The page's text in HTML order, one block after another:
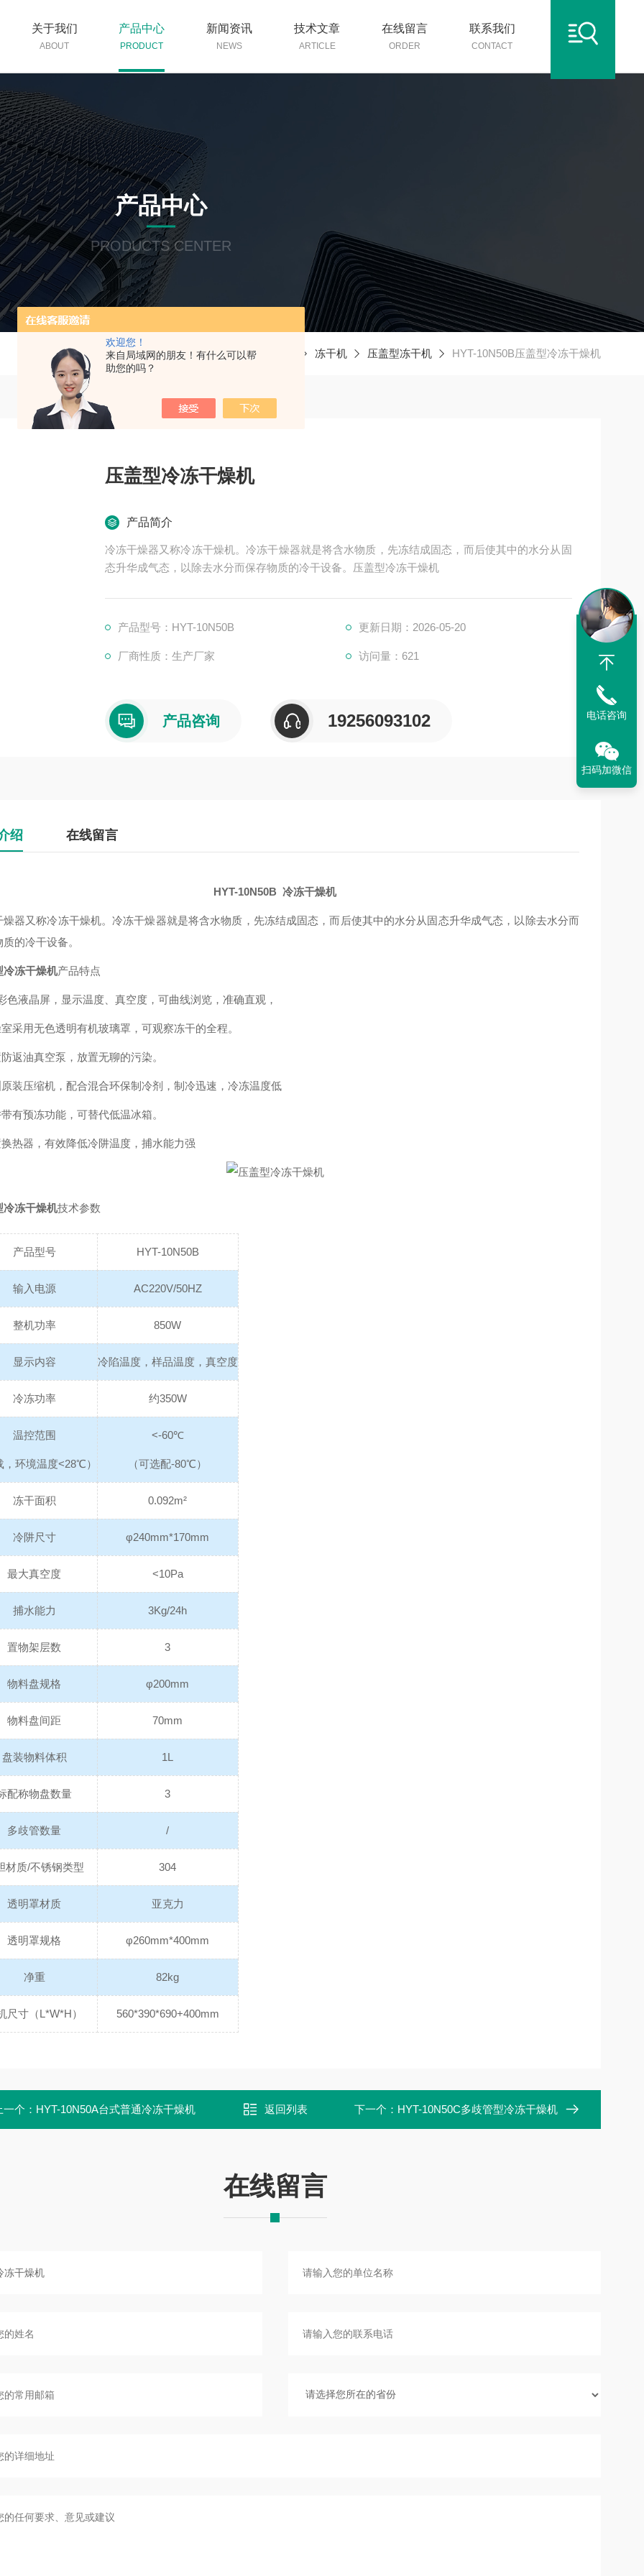
欢迎您！
来自局域网的朋友！有什么可以帮
助您的吗？
关于我们
ABOUT
产品中心
PRODUCT
新闻资讯
NEWS
技术文章
ARTICLE
在线留言
ORDER
联系我们
CONTACT
产品中心
PRODUCTS CENTER
当前位置：首页 产品中心 冻干机 压盖型冻干机 HYT-10N50B压盖型冷冻干燥机
压盖型冷冻干燥机
产品简介
冷冻干燥器又称冷冻干燥机。冷冻干燥器就是将含水物质，先冻结成固态，而后使其中的水分从固
态升华成气态，以除去水分而保存物质的冷干设备。压盖型冷冻干燥机
产品型号：HYT-10N50B 更新日期：2026-05-20
厂商性质：生产厂家 访问量：621
产品咨询 19256093102
绍 在线留言
HYT-10N50B 冷冻干燥机
燥器又称冷冻干燥机。冷冻干燥器就是将含水物质，先冻结成固态，而后使其中的水分从固态升华成气态，以除去水分而
的冷干设备。
冷冻干燥机产品特点
色液晶屏，显示温度、真空度，可曲线浏览，准确直观，
采用无色透明有机玻璃罩，可观察冻干的全程。
返油真空泵，放置无聊的污染。
装压缩机，配合混合环保制冷剂，制冷迅速，冷冻温度低
有预冻功能，可替代低温冰箱。
热器，有效降低冷阱温度，捕水能力强
冷冻干燥机技术参数
产品型号 HYT-10N50B
输入电源 AC220V/50HZ
整机功率 850W
显示内容 冷陷温度，样品温度，真空度
冷冻功率 约350W
温控范围
，环境温度<28℃）
<-60℃
（可选配-80℃）
冻干面积 0.092m²
冷阱尺寸 φ240mm*170mm
最大真空度 <10Pa
捕水能力 3Kg/24h
置物架层数 3
物料盘规格 φ200mm
物料盘间距 70mm
盘装物料体积 1L
配称物盘数量 3
多歧管数量 /
材质/不锈钢类型 304
透明罩材质 亚克力
透明罩规格 φ260mm*400mm
净重 82kg
尺寸（L*W*H） 560*390*690+400mm
一个： HYT-10N50A台式普通冷冻干燥机 返回列表 下一个： HYT-10N50C多歧管型冷冻干燥机
在线留言
电话咨询
扫码加微信